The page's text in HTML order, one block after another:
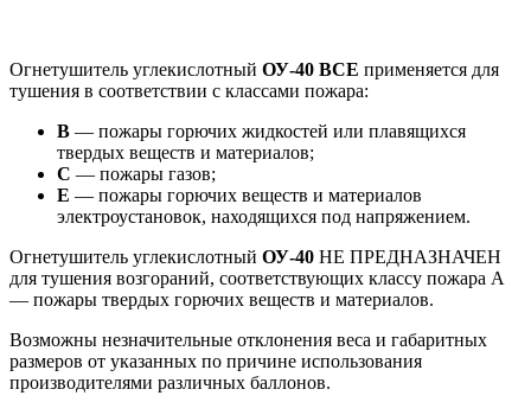
Огнетушитель углекислотный ОУ-40 ВСЕ применяется для
тушения в соответствии с классами пожара:
В — пожары горючих жидкостей или плавящихся
твердых веществ и материалов;
С — пожары газов;
Е — пожары горючих веществ и материалов
электроустановок, находящихся под напряжением.
Огнетушитель углекислотный ОУ-40 НЕ ПРЕДНАЗНАЧЕН
для тушения возгораний, соответствующих классу пожара А
— пожары твердых горючих веществ и материалов.
Возможны незначительные отклонения веса и габаритных
размеров от указанных по причине использования
производителями различных баллонов.